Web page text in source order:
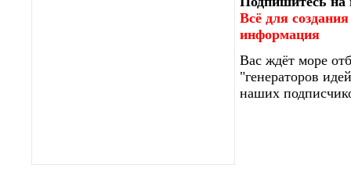
Всё для
информация
Вас ждёт море
"генераторов
наших